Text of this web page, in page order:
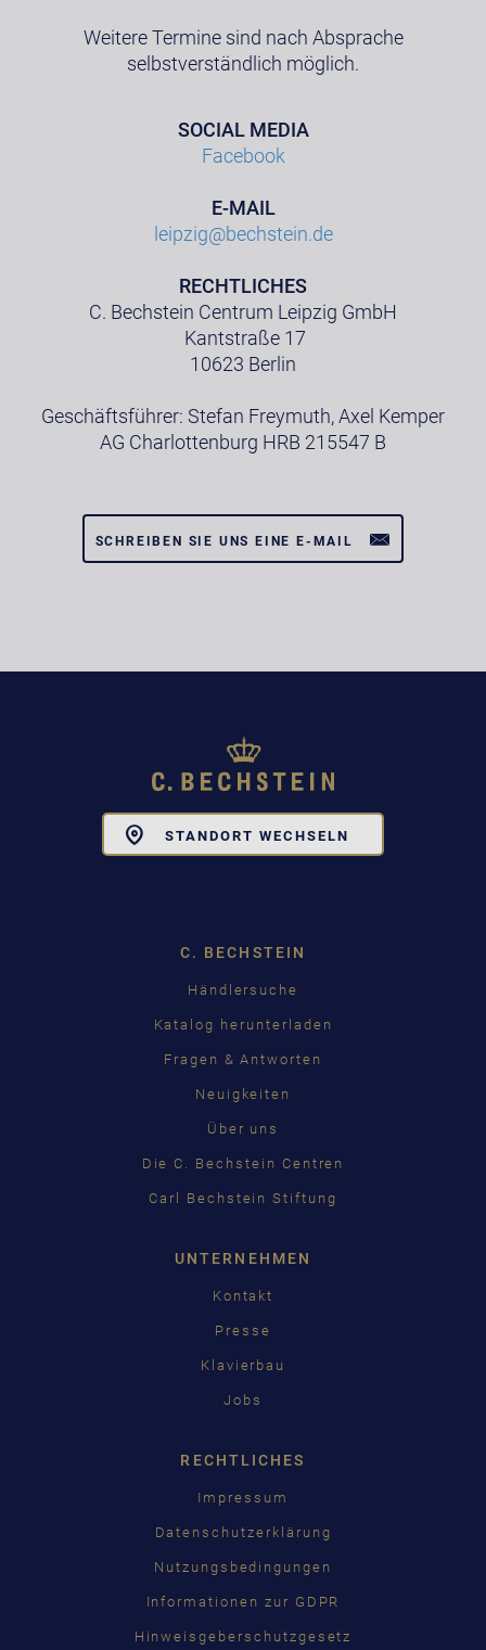
Weitere Termine sind nach Absprache
selbstverständlich möglich.
SOCIAL MEDIA
Facebook
E-MAIL
leipzig@bechstein.de
RECHTLICHES
C. Bechstein Centrum Leipzig GmbH
Kantstraße 17
10623 Berlin
Geschäftsführer: Stefan Freymuth, Axel Kemper
AG Charlottenburg HRB 215547 B
SCHREIBEN SIE UNS EINE E-MAIL
STANDORT WECHSELN
C. BECHSTEIN
Händlersuche
Katalog herunterladen
Fragen & Antworten
Neuigkeiten
Über uns
Die C. Bechstein Centren
Carl Bechstein Stiftung
UNTERNEHMEN
Kontakt
Presse
Klavierbau
Jobs
RECHTLICHES
Impressum
Datenschutzerklärung
Nutzungsbedingungen
Informationen zur GDPR
Hinweisgeberschutzgesetz